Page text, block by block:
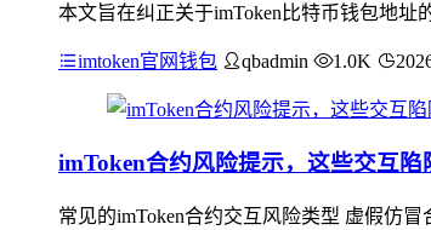
本文旨在纠正关于imToken比特币钱包地址
imtoken官网钱包 qbadmin 1.0K
imToken合约风险提示，这些交互陷
常见的imToken合约交互风险类型 虚假仿